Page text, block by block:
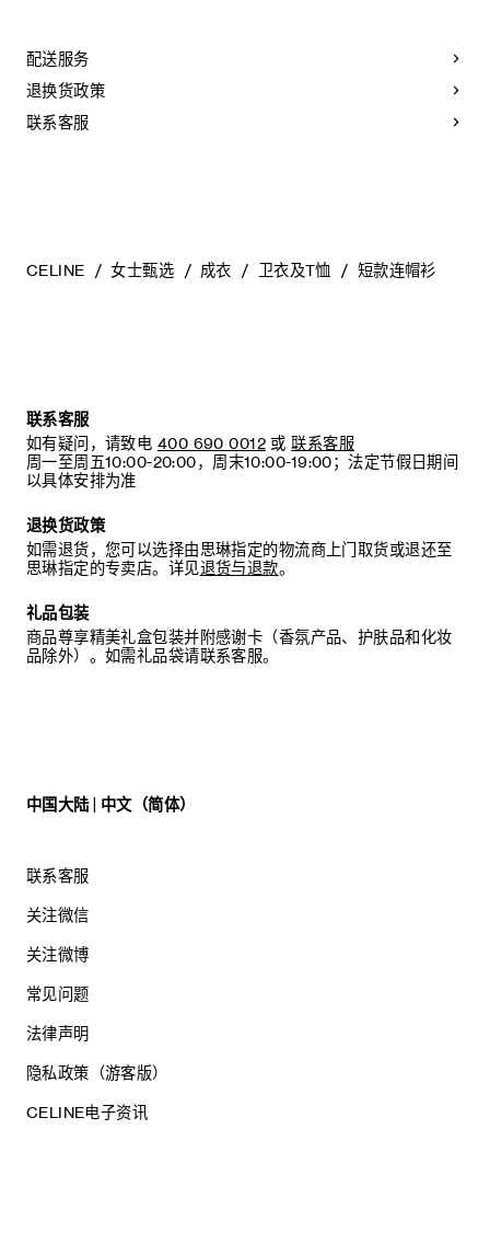
配送服务
退换货政策
联系客服
CELINE 女士甄选 成衣 卫衣及T恤 短款连帽衫
联系客服
如有疑问，请致电 400 690 0012 或 联系客服
周一至周五10:00-20:00，周末10:00-19:00；法定节假日期间
以具体安排为准
退换货政策
如需退货，您可以选择由思琳指定的物流商上门取货或退还至
思琳指定的专卖店。详见退货与退款。
礼品包装
商品尊享精美礼盒包装并附感谢卡（香氛产品、护肤品和化妆
品除外）。如需礼品袋请联系客服。
中国大陆 | 中文（简体）
联系客服
关注微信
关注微博
常见问题
法律声明
隐私政策（游客版）
CELINE电子资讯